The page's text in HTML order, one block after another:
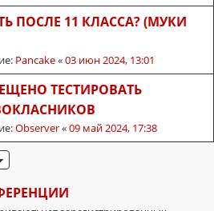
ПОСЛЕ 11 КЛАССА? (МУКИ
Pancake«03 июн 2024, 13:01
ТЕСТИРОВАТЬ
Observer«09 май 2024, 17:38